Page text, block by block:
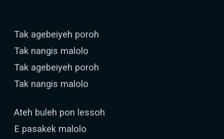
Tak agebeiyeh poroh
Tak nangis malolo
Tak agebeiyeh poroh
Tak nangis malolo
Ateh buleh pon lessoh
E pasakek malolo